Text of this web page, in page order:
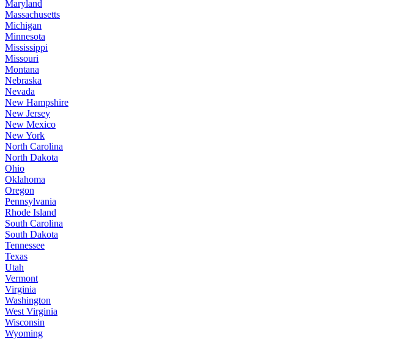
Maryland
Massachusetts
Michigan
Minnesota
Mississippi
Missouri
Montana
Nebraska
Nevada
New Hampshire
New Jersey
New Mexico
New York
North Carolina
North Dakota
Ohio
Oklahoma
Oregon
Pennsylvania
Rhode Island
South Carolina
South Dakota
Tennessee
Texas
Utah
Vermont
Virginia
Washington
West Virginia
Wisconsin
Wyoming